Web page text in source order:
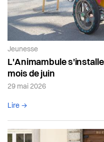
Article de la catégorie:
Jeunesse
L'Animambule
mois de juin
29 mai 2026
Lire →